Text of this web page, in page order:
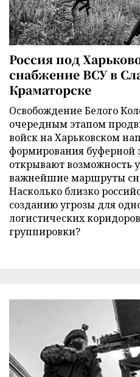
Россия под
снабжение ВСУ в
Краматорске
Освобождение Белого
очередным этапом
войск на Харьковском
формирования буферной
открывают возможность
важнейшие маршруты
Насколько близко
созданию угрозы для
логистических
группировки?